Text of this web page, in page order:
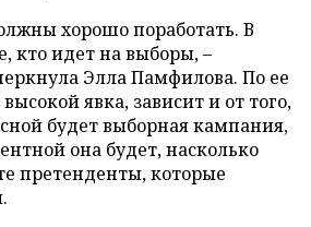
хорошо поработать. В
кто идет на выборы, –
Элла Памфилова. По ее
явка, зависит и от того,
будет выборная кампания,
она будет, насколько
претенденты, которые